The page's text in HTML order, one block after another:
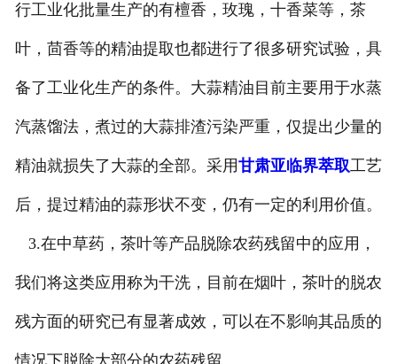
行工业化批量生产的有檀香，玫瑰，十香菜等，茶
叶，茴香等的精油提取也都进行了很多研究试验，具
备了工业化生产的条件。大蒜精油目前主要用于水蒸
汽蒸馏法，煮过的大蒜排渣污染严重，仅提出少量的
精油就损失了大蒜的全部。采用甘肃亚临界萃取工艺
后，提过精油的蒜形状不变，仍有一定的利用价值。
3.在中草药，茶叶等产品脱除农药残留中的应用，
我们将这类应用称为干洗，目前在烟叶，茶叶的脱农
残方面的研究已有显著成效，可以在不影响其品质的